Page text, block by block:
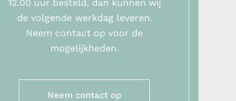
12.00 uur besteld, dan kunnen wij
de volgende werkdag leveren.
Neem contact op voor de
mogelijkheden.
Neem contact op